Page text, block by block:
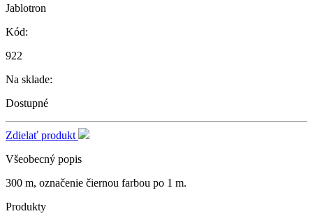
Jablotron
Kód:
922
Na sklade:
Dostupné
Zdielať produkt
Všeobecný popis
300 m, označenie čiernou farbou po 1 m.
Produkty